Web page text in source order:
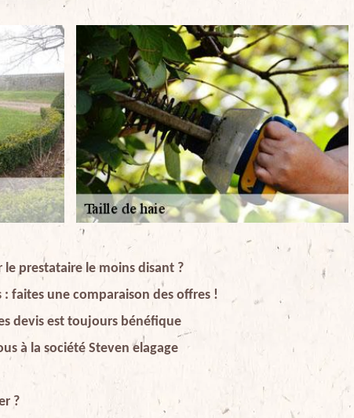
prestataire le moins disant ?
: faites une comparaison des offres !
devis est toujours bénéfique
à la société Steven elagage
?